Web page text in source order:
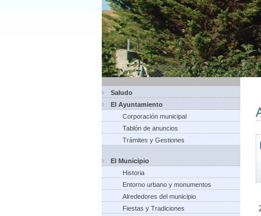
Saludo
El Ayuntamiento
Corporación municipal
Tablón de anuncios
Trámites y Gestiones
El Municipio
Historia
Entorno urbano y monumentos
Alrededores del municipio
Fiestas y Tradiciones